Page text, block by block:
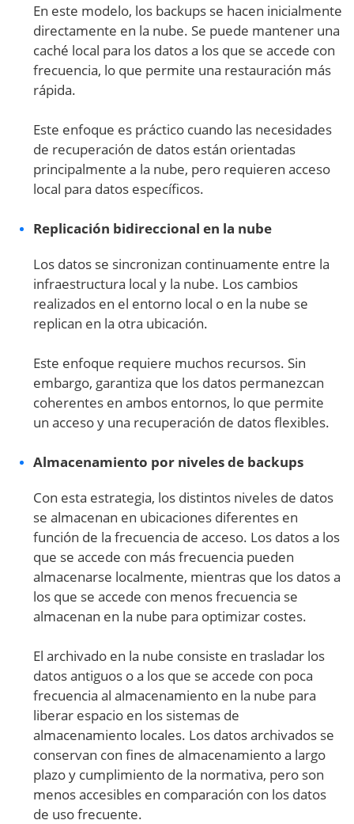
En este modelo, los backups se hacen inicialmente
directamente en la nube. Se puede mantener una
caché local para los datos a los que se accede con
frecuencia, lo que permite una restauración más
rápida.
Este enfoque es práctico cuando las necesidades
de recuperación de datos están orientadas
principalmente a la nube, pero requieren acceso
local para datos específicos.
Replicación bidireccional en la nube
Los datos se sincronizan continuamente entre la
infraestructura local y la nube. Los cambios
realizados en el entorno local o en la nube se
replican en la otra ubicación.
Este enfoque requiere muchos recursos. Sin
embargo, garantiza que los datos permanezcan
coherentes en ambos entornos, lo que permite
un acceso y una recuperación de datos flexibles.
Almacenamiento por niveles de backups
Con esta estrategia, los distintos niveles de datos
se almacenan en ubicaciones diferentes en
función de la frecuencia de acceso. Los datos a los
que se accede con más frecuencia pueden
almacenarse localmente, mientras que los datos a
los que se accede con menos frecuencia se
almacenan en la nube para optimizar costes.
El archivado en la nube consiste en trasladar los
datos antiguos o a los que se accede con poca
frecuencia al almacenamiento en la nube para
liberar espacio en los sistemas de
almacenamiento locales. Los datos archivados se
conservan con fines de almacenamiento a largo
plazo y cumplimiento de la normativa, pero son
menos accesibles en comparación con los datos
de uso frecuente.